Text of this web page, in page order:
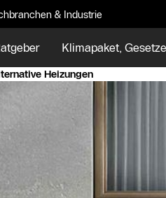
& Industrie
Klimapaket,
Heizungen